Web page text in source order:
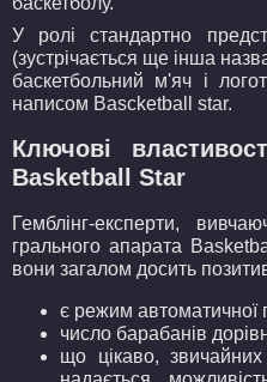
У ролі стандартно
(зустрічається ще інша
баскетбольний м'яч і
написом Bascketball star.
Ключові
Basketball Star
Гемблінг-експерти,
грального апарата
вони загалом досить
є режим автоматичної
число барабанів
що цікаво,